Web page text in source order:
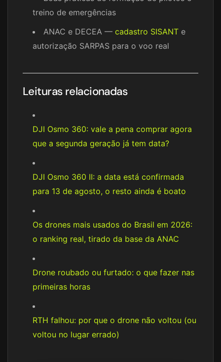
treino de emergências
ANAC e DECEA — cadastro SISANT e
autorização SARPAS para o voo real
Leituras relacionadas
DJI Osmo 360: vale a pena comprar agora
que a segunda geração já tem data?
DJI Osmo 360 II: a data está confirmada
para 13 de agosto, o resto ainda é boato
Os drones mais usados do Brasil em 2026:
o ranking real, tirado da base da ANAC
Drone roubado ou furtado: o que fazer nas
primeiras horas
RTH falhou: por que o drone não voltou (ou
voltou no lugar errado)